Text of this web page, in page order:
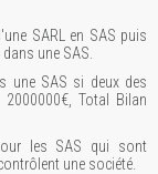
SARL en SAS puis
dans une SAS.
une SAS si deux des
Total Bilan
les SAS qui sont
une société.